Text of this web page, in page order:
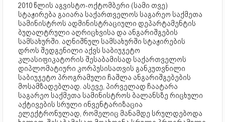
2010 წლის აგვისტო-ოქტომბერი (სამი თვე)
სტაჟირება გაიარა საქართველოს საგარეო საქმეთა
სამინისტროს ადმინისტრაციული დეპარტამენტის
ბუღალტრული აღრიცხვისა და ანგარიშგების
სამსახურში. აღნიშნულ სამსახურში სტაჟირების
დროს შედგენილი აქვს საბიუჯეტო
კლასიფიკატორის შესაბამისად საქართველოს
დიპლომატიური კორპუსისათვის განკუთვნილი
საბიუჯეტო პროგრამული ჩაშლა ანგარიშგებების
მოსამზადებლად. ასევე, პირველად ჩაატარა
საგარეო საქმეთა სამინისტროს ბალანსზე რიცხული
აქტივების სრული ინვენტარიზაცია
ელექტრონულად, რომელიც მანამდე სრულდებოდა